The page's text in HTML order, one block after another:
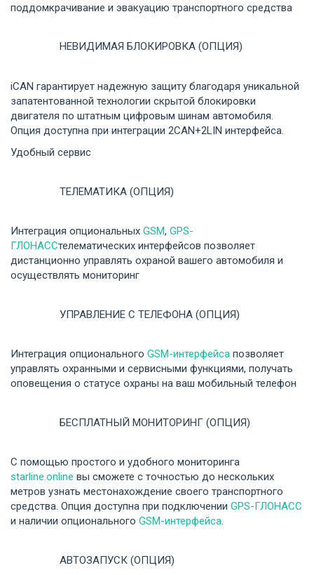
поддомкрачивание и эвакуацию транспортного средства
НЕВИДИМАЯ БЛОКИРОВКА (ОПЦИЯ)
iCAN гарантирует надежную защиту благодаря уникальной
запатентованной технологии скрытой блокировки
двигателя по штатным цифровым шинам автомобиля.
Опция доступна при интеграции 2CAN+2LIN интерфейса.
Удобный сервис
ТЕЛЕМАТИКА (ОПЦИЯ)
Интеграция опциональных GSM, GPS-
ГЛОНАССтелематических интерфейсов позволяет
дистанционно управлять охраной вашего автомобиля и
осуществлять мониторинг
УПРАВЛЕНИЕ С ТЕЛЕФОНА (ОПЦИЯ)
Интеграция опционального GSM-интерфейса позволяет
управлять охранными и сервисными функциями, получать
оповещения о статусе охраны на ваш мобильный телефон
БЕСПЛАТНЫЙ МОНИТОРИНГ (ОПЦИЯ)
С помощью простого и удобного мониторинга
starline.online вы сможете с точностью до нескольких
метров узнать местонахождение своего транспортного
средства. Опция доступна при подключении GPS-ГЛОНАСС
и наличии опционального GSM-интерфейса.
АВТОЗАПУСК (ОПЦИЯ)